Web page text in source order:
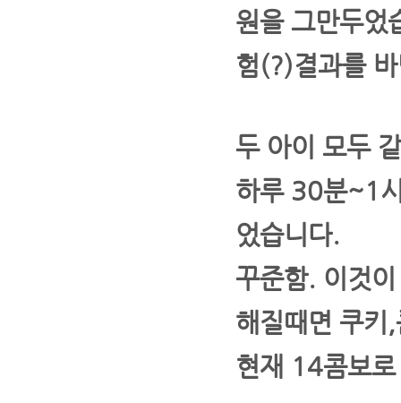
원을 그만두었
험(?)결과를
두 아이 모두
하루 30분~1
었습니다.
꾸준함. 이것
해질때면 쿠키
현재 14콤보